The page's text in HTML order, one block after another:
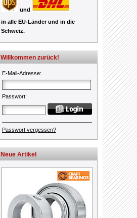
und
in alle EU-Länder und in die
Schweiz.
Willkommen zurück!
E-Mail-Adresse:
Passwort:
Passwort vergessen?
Neue Artikel